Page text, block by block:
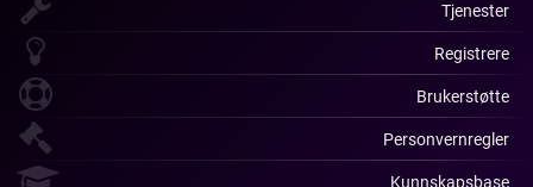
Tjenester
Registrere
Brukerstøtte
Personvernregler
Kunnskapsbase